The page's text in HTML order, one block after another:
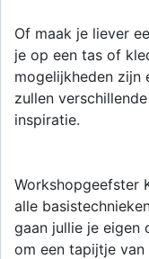
Of maak je liever
je op een tas of
mogelijkheden zijn
zullen
inspiratie.
Workshopgeefster
alle
gaan jullie je eigen
om een tapijtje